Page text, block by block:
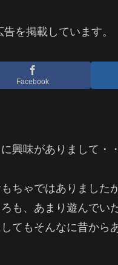
を掲載しています。
Facebook
興味がありまして・・
ちゃではありました
も、あまり遊んでい
てもそんなに昔から